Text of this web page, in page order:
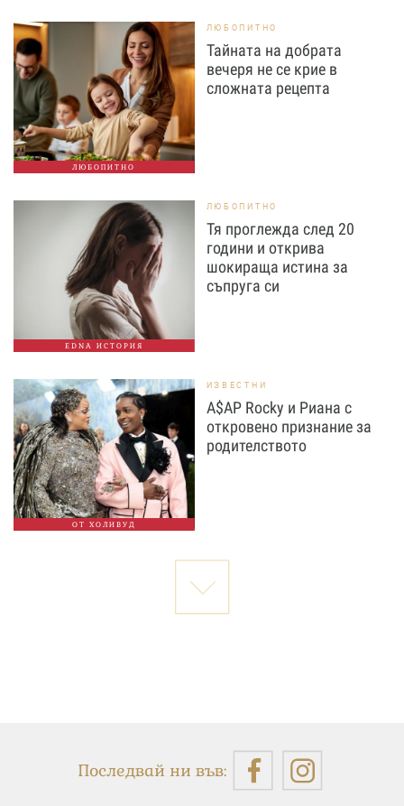
ЛЮБОПИТНО
ЛЮБОПИТНО
Тайната на добрата
вечеря не се крие в
сложната рецепта
EDNA ИСТОРИЯ
ЛЮБОПИТНО
Тя проглежда след 20
години и открива
шокираща истина за
съпруга си
ОТ ХОЛИВУД
ИЗВЕСТНИ
A$AP Rocky и Риана с
откровено признание за
родителството
Последвай ни във: